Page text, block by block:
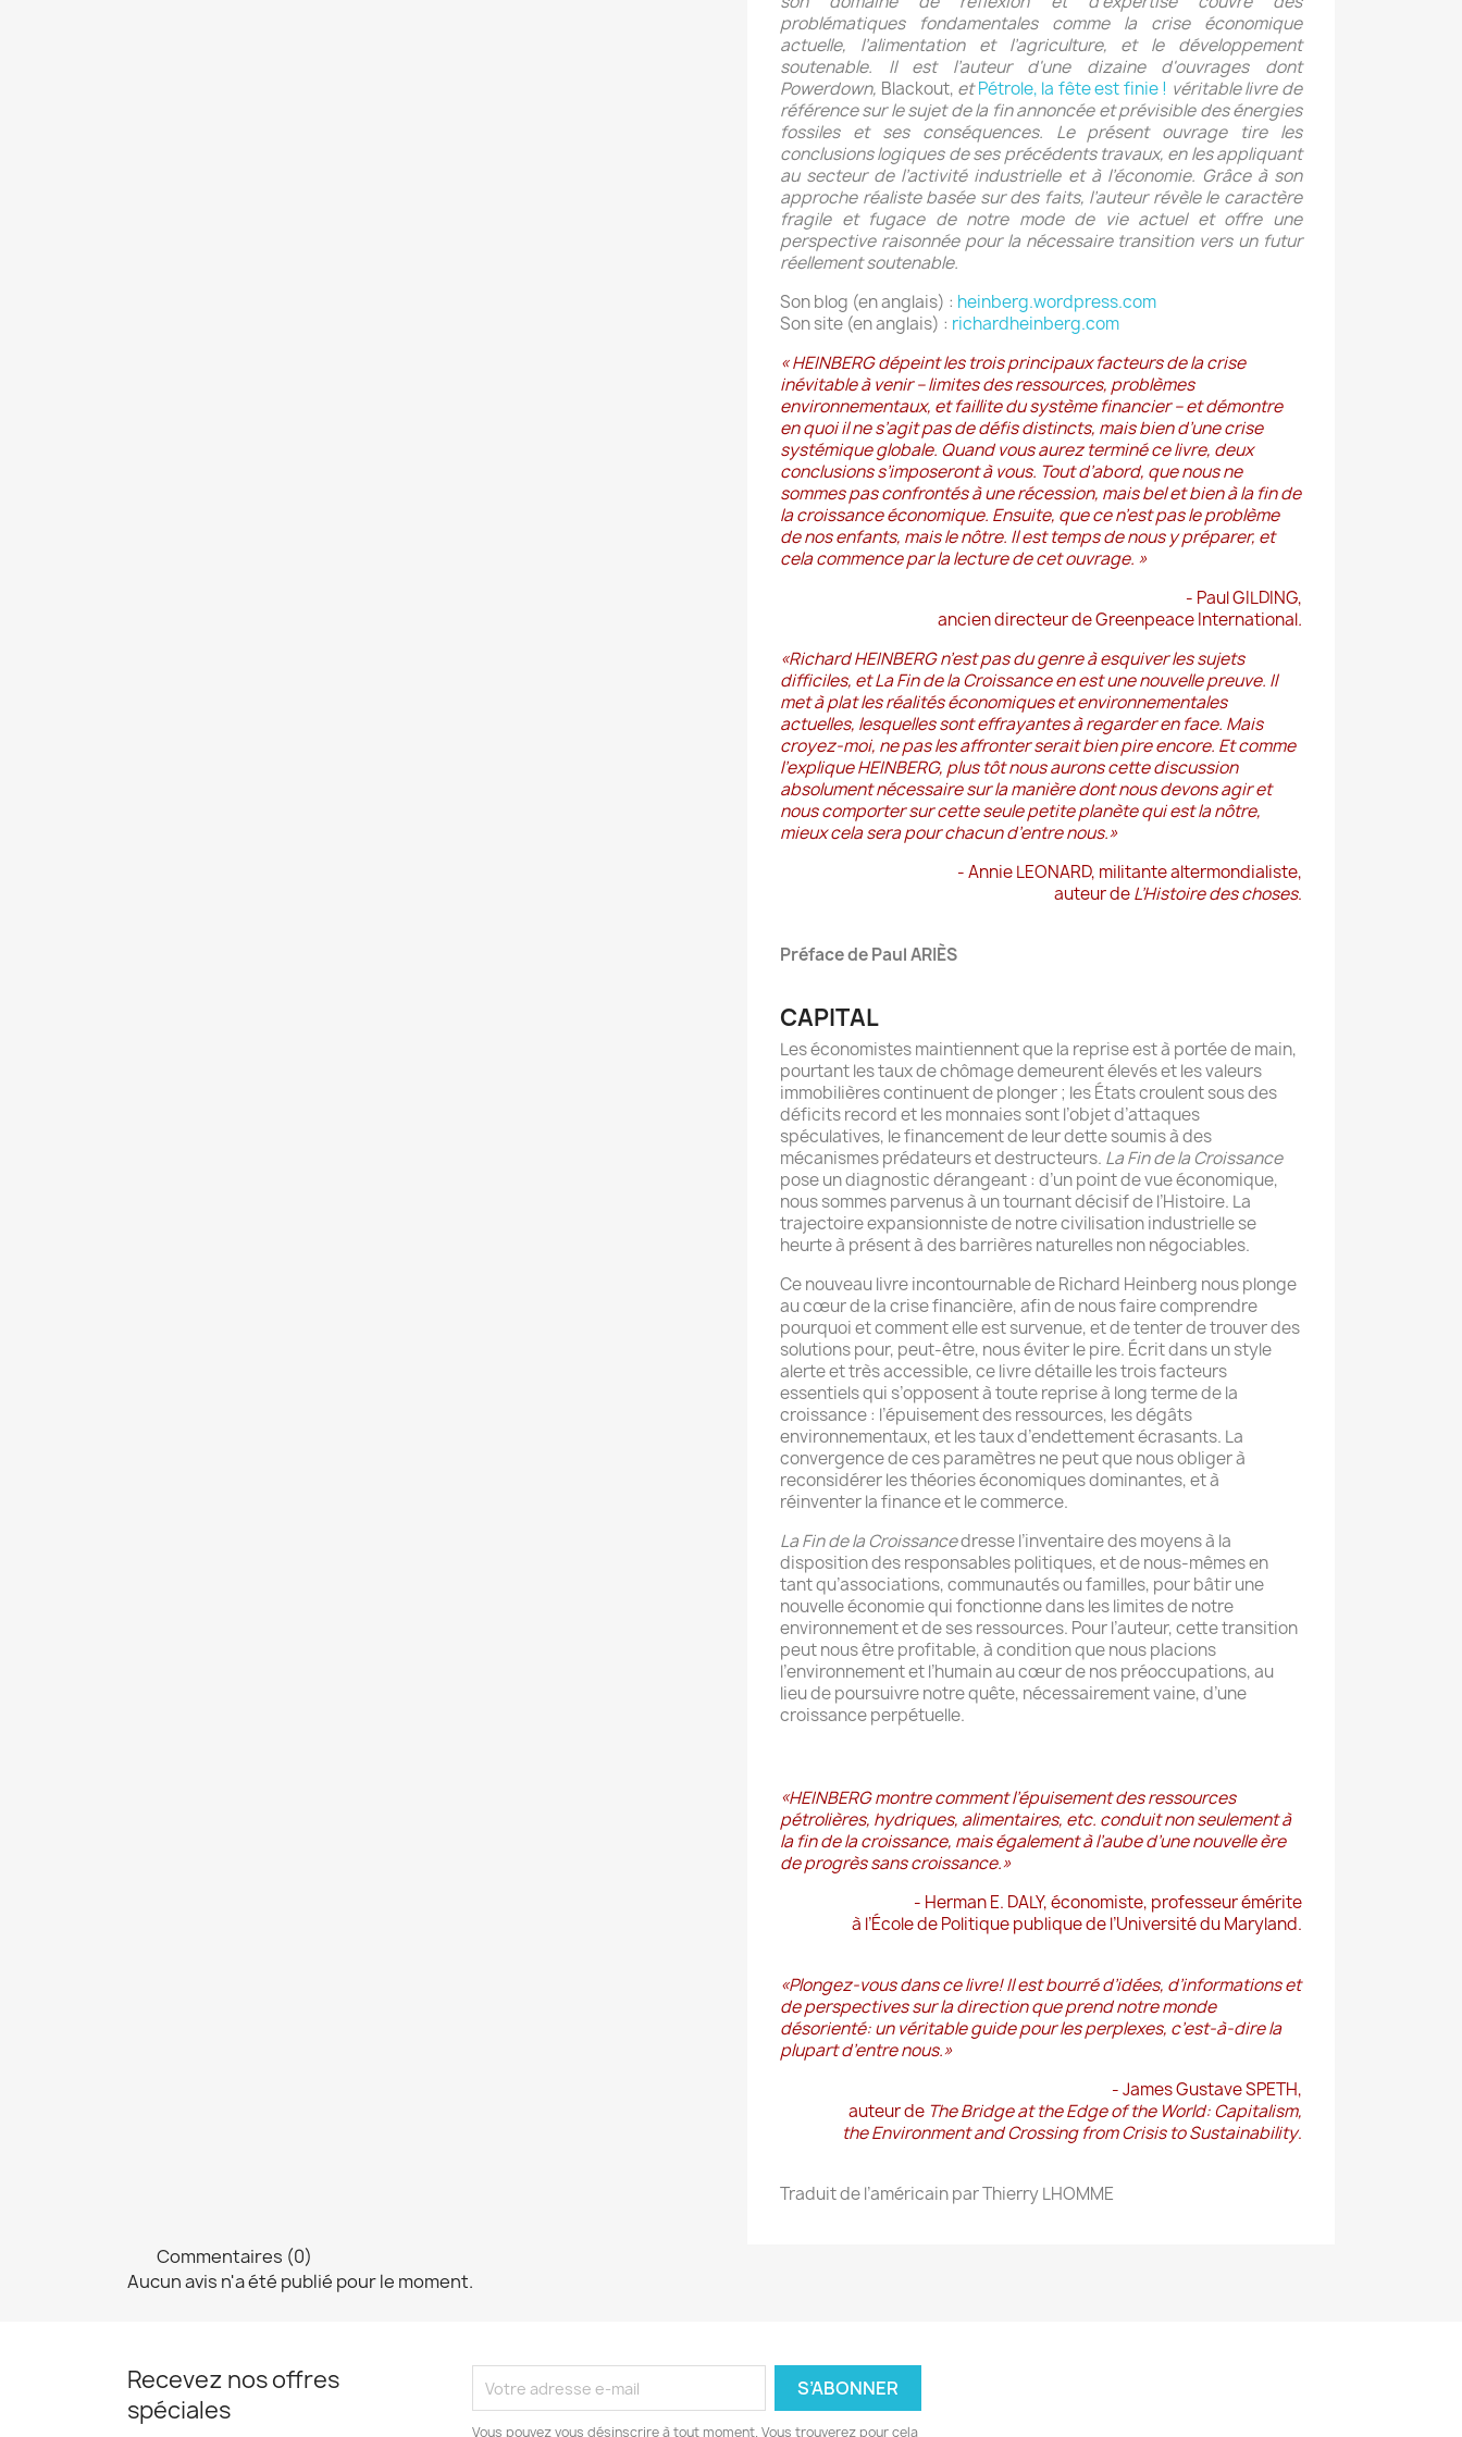
problématiques fondamentales comme la crise économique
actuelle, l’alimentation et l’agriculture, et le développement
soutenable. Il est l’auteur d'une dizaine d'ouvrages dont
Powerdown, Blackout, et Pétrole, la fête est finie ! véritable livre de
référence sur le sujet de la fin annoncée et prévisible des énergies
fossiles et ses conséquences. Le présent ouvrage tire les
conclusions logiques de ses précédents travaux, en les appliquant
au secteur de l’activité industrielle et à l’économie. Grâce à son
approche réaliste basée sur des faits, l’auteur révèle le caractère
fragile et fugace de notre mode de vie actuel et offre une
perspective raisonnée pour la nécessaire transition vers un futur
réellement soutenable.
Son blog (en anglais) : heinberg.wordpress.com
Son site (en anglais) : richardheinberg.com
«HEINBERG dépeint les trois principaux facteurs de la crise
inévitable à venir – limites des ressources, problèmes
environnementaux, et faillite du système financier – et démontre
en quoi il ne s’agit pas de défis distincts, mais bien d’une crise
systémique globale. Quand vous aurez terminé ce livre, deux
conclusions s’imposeront à vous. Tout d’abord, que nous ne
sommes pas confrontés à une récession, mais bel et bien à la fin de
la croissance économique. Ensuite, que ce n’est pas le problème
de nos enfants, mais le nôtre. Il est temps de nous y préparer, et
cela commence par la lecture de cet ouvrage. »
- Paul GILDING,
ancien directeur de Greenpeace International.
«Richard HEINBERG n’est pas du genre à esquiver les sujets
difficiles, et La Fin de la Croissance en est une nouvelle preuve. Il
met à plat les réalités économiques et environnementales
actuelles, lesquelles sont effrayantes à regarder en face. Mais
croyez-moi, ne pas les affronter serait bien pire encore. Et comme
l’explique HEINBERG, plus tôt nous aurons cette discussion
absolument nécessaire sur la manière dont nous devons agir et
nous comporter sur cette seule petite planète qui est la nôtre,
mieux cela sera pour chacun d’entre nous.»
- Annie LEONARD, militante altermondialiste,
auteur deL’Histoire des choses.
Préface de Paul ARIÈS
CAPITAL
Les économistes maintiennent que la reprise est à portée de main,
pourtant les taux de chômage demeurent élevés et les valeurs
immobilières continuent de plonger ; les États croulent sous des
déficits record et les monnaies sont l’objet d’attaques
spéculatives, le financement de leur dette soumis à des
mécanismes prédateurs et destructeurs. La Fin de la Croissance
pose un diagnostic dérangeant : d’un point de vue économique,
nous sommes parvenus à un tournant décisif de l’Histoire. La
trajectoire expansionniste de notre civilisation industrielle se
heurte à présent à des barrières naturelles non négociables.
Ce nouveau livre incontournable de Richard Heinberg nous plonge
au cœur de la crise financière, afin de nous faire comprendre
pourquoi et comment elle est survenue, et de tenter de trouver des
solutions pour, peut-être, nous éviter le pire. Écrit dans un style
alerte et très accessible, ce livre détaille les trois facteurs
essentiels qui s’opposent à toute reprise à long terme de la
croissance : l’épuisement des ressources, les dégâts
environnementaux, et les taux d’endettement écrasants. La
convergence de ces paramètres ne peut que nous obliger à
reconsidérer les théories économiques dominantes, et à
réinventer la finance et le commerce.
La Fin de la Croissancedresse l’inventaire des moyens à la
disposition des responsables politiques, et de nous-mêmes en
tant qu’associations, communautés ou familles, pour bâtir une
nouvelle économie qui fonctionne dans les limites de notre
environnement et de ses ressources. Pour l’auteur, cette transition
peut nous être profitable, à condition que nous placions
l’environnement et l’humain au cœur de nos préoccupations, au
lieu de poursuivre notre quête, nécessairement vaine, d’une
croissance perpétuelle.
«HEINBERG montre comment l’épuisement des ressources
pétrolières, hydriques, alimentaires, etc. conduit non seulement à
la fin de la croissance, mais également à l’aube d’une nouvelle ère
de progrès sans croissance.»
- Herman E. DALY, économiste, professeur émérite
à l’École de Politique publique de l’Université du Maryland.
«Plongez-vous dans ce livre! Il est bourré d’idées, d’informations et
de perspectives sur la direction que prend notre monde
désorienté: un véritable guide pour les perplexes, c’est-à-dire la
plupart d’entre nous.»
- James Gustave SPETH,
auteur de The Bridge at the Edge of the World: Capitalism,
the Environment and Crossing from Crisis to Sustainability.
Traduit de l’américain par Thierry LHOMME
Commentaires (0)
Aucun avis n'a été publié pour le moment.
Recevez nos offres
spéciales
Vous pouvez vous désinscrire à tout moment. Vous trouverez pour cela